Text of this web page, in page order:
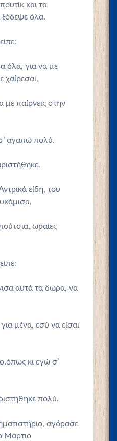
και τα
ξόδεψε όλα.
όλα, για να με
χαίρεσαι,
με παίρνεις στην
αγαπώ πολύ.
είδη, του
ωραίες
αυτά τα δώρα, να
μένα, εσύ να είσαι
κι εγώ σ’
πολύ.
αγόρασε
Μάρτιο